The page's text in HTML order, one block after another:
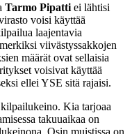
Tarmo Pipatti ei lähtisi
voisi käyttää
laajentavia
viivästyssakkojen
määrät ovat sellaisia
voisivat käyttää
ellei YSE sitä rajaisi.
Kia tarjoaa
takuuaikaa on
Osin muistissa on